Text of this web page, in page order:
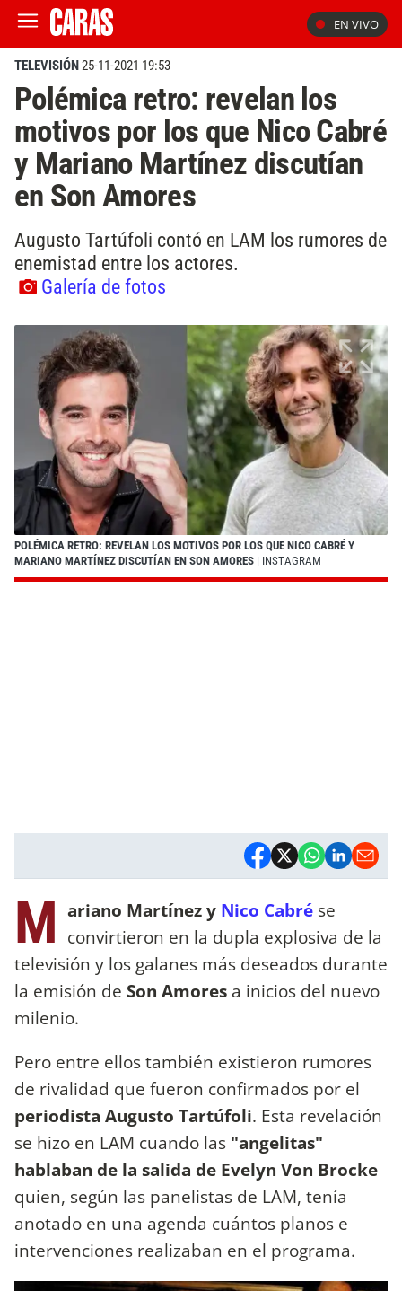
EN VIVO
TELEVISIÓN25-11-2021 19:53
Polémica retro: revelan los
motivos por los que Nico Cabré
y Mariano Martínez discutían
en Son Amores
Augusto Tartúfoli contó en LAM los rumores de
enemistad entre los actores.
Galería de fotos
POLÉMICA RETRO: REVELAN LOS MOTIVOS POR LOS QUE NICO CABRÉ Y
MARIANO MARTÍNEZ DISCUTÍAN EN SON AMORES | INSTAGRAM
M ariano Martínez y Nico Cabré se
convirtieron en la dupla explosiva de la
televisión y los galanes más deseados durante
la emisión de Son Amores a inicios del nuevo
milenio.
Pero entre ellos también existieron rumores
de rivalidad que fueron confirmados por el
periodista Augusto Tartúfoli. Esta revelación
se hizo en LAM cuando las "angelitas"
hablaban de la salida de Evelyn Von Brocke
quien, según las panelistas de LAM, tenía
anotado en una agenda cuántos planos e
intervenciones realizaban en el programa.